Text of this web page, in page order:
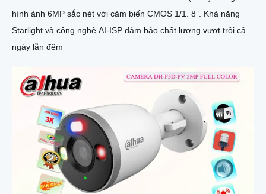
hình ảnh 6MP sắc nét với cảm biến CMOS 1/1. 8”. Khả năng
Starlight và công nghệ AI-ISP đảm bảo chất lượng vượt trội cả
ngày lẫn đêm